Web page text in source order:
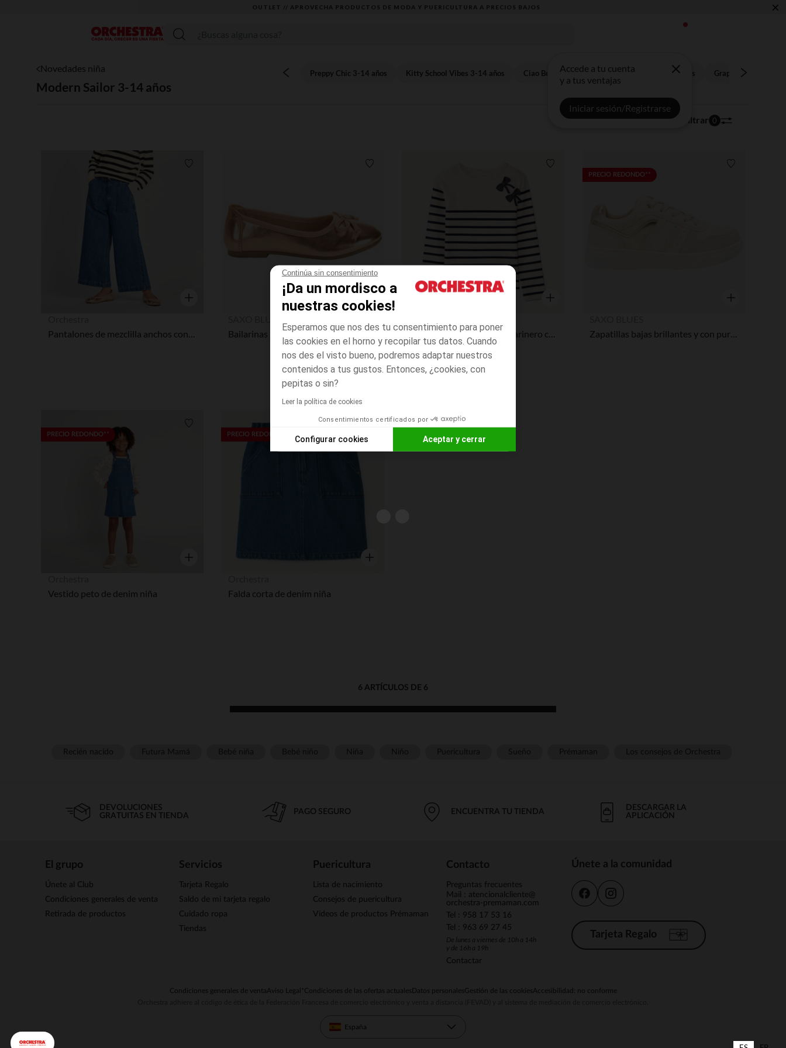
Continúa sin consentimiento
¡Da un mordisco a
nuestras cookies!
Esperamos que nos des tu consentimiento para poner
las cookies en el horno y recopilar tus datos. Cuando
nos des el visto bueno, podremos adaptar nuestros
contenidos a tus gustos. Entonces, ¿cookies, con
pepitas o sin?
Leer la política de cookies
Consentimientos certificados por
Configurar cookies Aceptar y cerrar
OUTLET // APROVECHA PRODUCTOS DE MODA Y PUERICULTURA A PRECIOS BAJOS ×
Menú
Accede a tu cuenta
y a tus ventajas
Iniciar sesión/Registrarse
Novedades niña
Modern Sailor 3-14 años
Preppy Chic 3-14 años Kitty School Vibes 3-14 años Ciao Bella 3-14 años Soy Marinera 3-14 años Graphik Stitch 3-14
6 artículosOrdenar | Filtrar 0
Vista rápida
Bailarinas rosa dorado con lazo efecto metalizado niña
Lista de requisitos
PRECIO REDONDO**
Zapatillas bajas brillantes y con purpurina con cremallera niña
PRECIO REDONDO** Lista de requisitos
Vestido peto de denim niña
PRECIO REDONDO** Lista de requisitos
Falda corta de denim niña
6 ARTÍCULOS DE 6
DEVOLUCIONES
GRATUITAS EN TIENDA
PAGO SEGURO ENCUENTRA TU TIENDA
DESCARGAR LA
APLICACIÓN
El grupo
Únete al Club
Condiciones generales de venta
Retirada de productos
Servicios
Tarjeta Regalo
Saldo de mi tarjeta regalo
Cuidado ropa
Tiendas
Puericultura
Lista de nacimiento
Consejos de puericultura
Vídeos de productos Prémaman
Contacto
Preguntas frecuentes
Mail : atencionalcliente@
orchestra-premaman.com
Tel : 958 17 53 16
Tel : 963 69 27 45
De lunes a viernes de 10h a 14h
y de 16h a 19h
Contactar
Únete a la comunidad
Tarjeta Regalo
Condiciones generales de ventaAviso Legal *Condiciones de las ofertas actuales Datos personalesGestión de las cookiesAccesibilidad: no conforme
España